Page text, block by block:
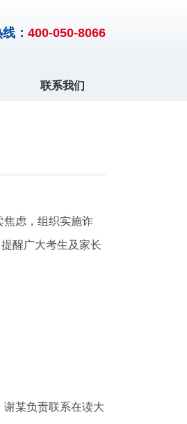
： 400-050-8066
联系我们
虑，组织实施诈
醒广大考生及家长
某负责联系在读大